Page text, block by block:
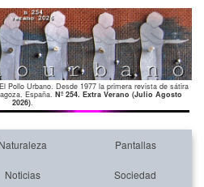
Pollo Urbano. Desde 1977 la primera revista de sátira
España. Nº 254. Extra Verano (Julio Agosto
2026).
Naturaleza Pantallas
Noticias Sociedad